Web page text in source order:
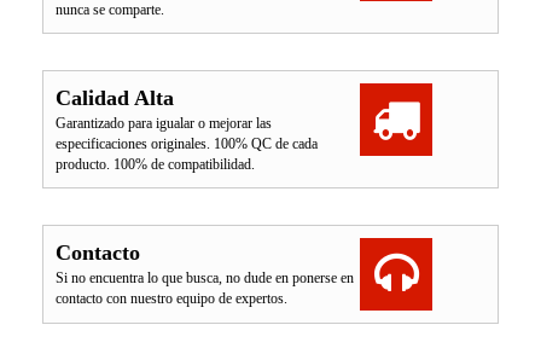
nunca se comparte.
Calidad Alta
Garantizado para igualar o mejorar las
especificaciones originales. 100% QC de cada
producto. 100% de compatibilidad.
Contacto
Si no encuentra lo que busca, no dude en ponerse en
contacto con nuestro equipo de expertos.